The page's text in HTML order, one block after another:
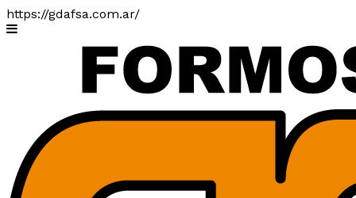
https://gdafsa.com.ar/